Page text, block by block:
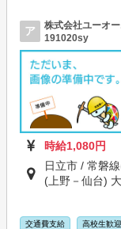
ア
株式会社ユーオ
191020sy
時給1,080円
日立市 / 常磐
(上野－仙台)
交通費支給 高校生歓迎